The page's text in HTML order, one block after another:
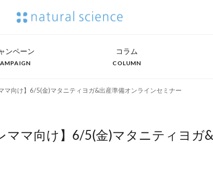
ンペーン コラム
COLUMN
マ向け】6/5(金)マタニティヨガ&出産準備オンラインセミナー
ママ向け】6/5(金)マタニティヨガ